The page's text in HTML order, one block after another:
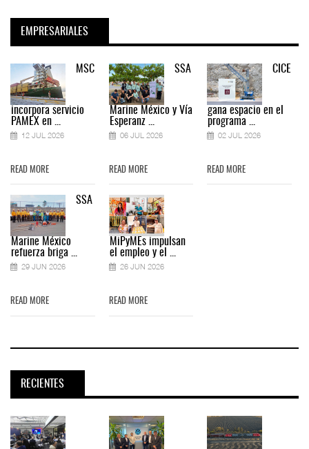
EMPRESARIALES
MSC
incorpora servicio
PAMEX en ...
12 JUL 2026
READ MORE
SSA
Marine México
refuerza briga ...
29 JUN 2026
READ MORE
SSA
Marine México y Vía
Esperanz ...
06 JUL 2026
READ MORE
MiPyMEs impulsan
el empleo y el ...
26 JUN 2026
READ MORE
CICE
gana espacio en el
programa ...
02 JUL 2026
READ MORE
RECIENTES